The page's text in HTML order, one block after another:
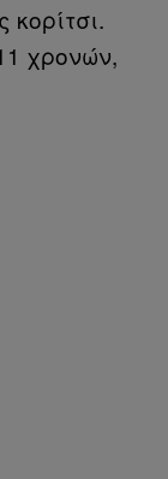
χρονών,